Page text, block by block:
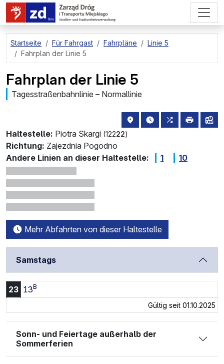
zum Hauptinhalt springen
Startseite Für Fahrgast Fahrpläne
Linie 5
Fahrplan der Linie 5
Fahrplan der Linie 5
Tagesstraßenbahnlinie – Normallinie
Haltestelle: Piotra Skargi (12222)
Haltestellenstandort auf
die nächsten
alle Linien,
drucken
Richtung: Zajezdnia Pogodno
Andere Linien an dieser Haltestelle:
1 10
Mehr Abfahrten von dieser Haltestelle
Samstags
23 13B
Gültig seit 01.10.2025
Sonn- und Feiertage außerhalb der
Sommerferien